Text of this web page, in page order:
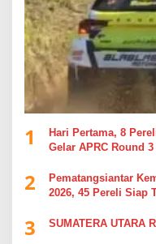
1
Hari Pertama, 8
Gelar APRC Round
2
Pematangsiantar
2026, 45 Pereli Siap
3 SUMATERA UTARA